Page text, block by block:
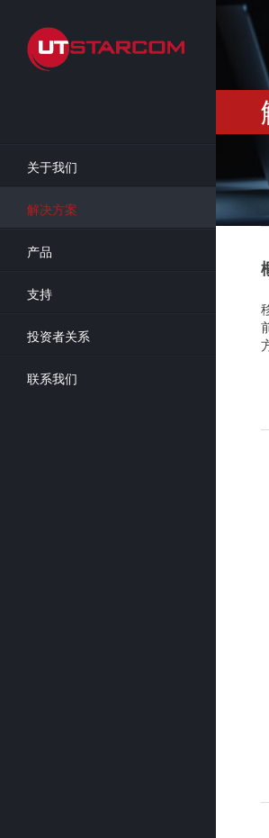
main
content
关于我们
解决方案
产品
支持
投资者关系
联系我们